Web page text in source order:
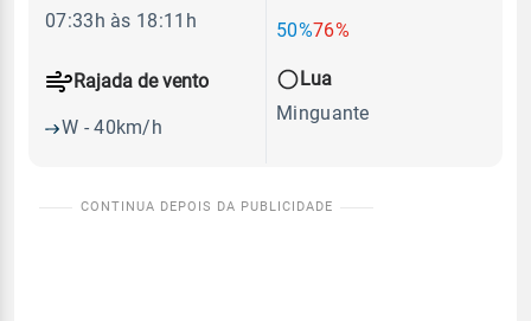
50%76%
Rajada de vento
W - 40km/h
07:33h às 18:11h
Lua
Minguante